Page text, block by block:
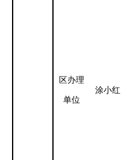
区办理
单位
涂小红